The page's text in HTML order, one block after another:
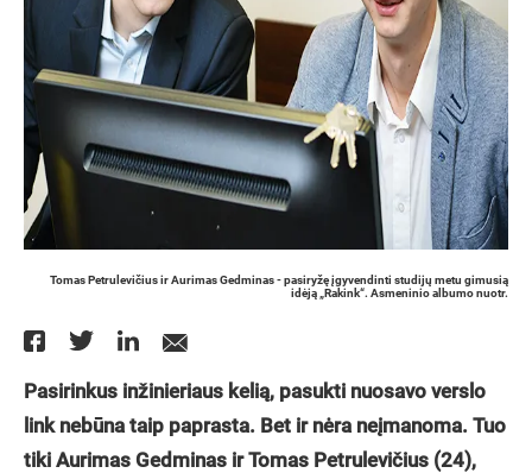
Tomas Petrulevičius ir Aurimas Gedminas - pasiryžę įgyvendinti studijų metu gimusią
idėją „Rakink“. Asmeninio albumo nuotr.
Pasirinkus inžinieriaus kelią, pasukti nuosavo verslo
link nebūna taip paprasta. Bet ir nėra neįmanoma. Tuo
tiki Aurimas Gedminas ir Tomas Petrulevičius (24),